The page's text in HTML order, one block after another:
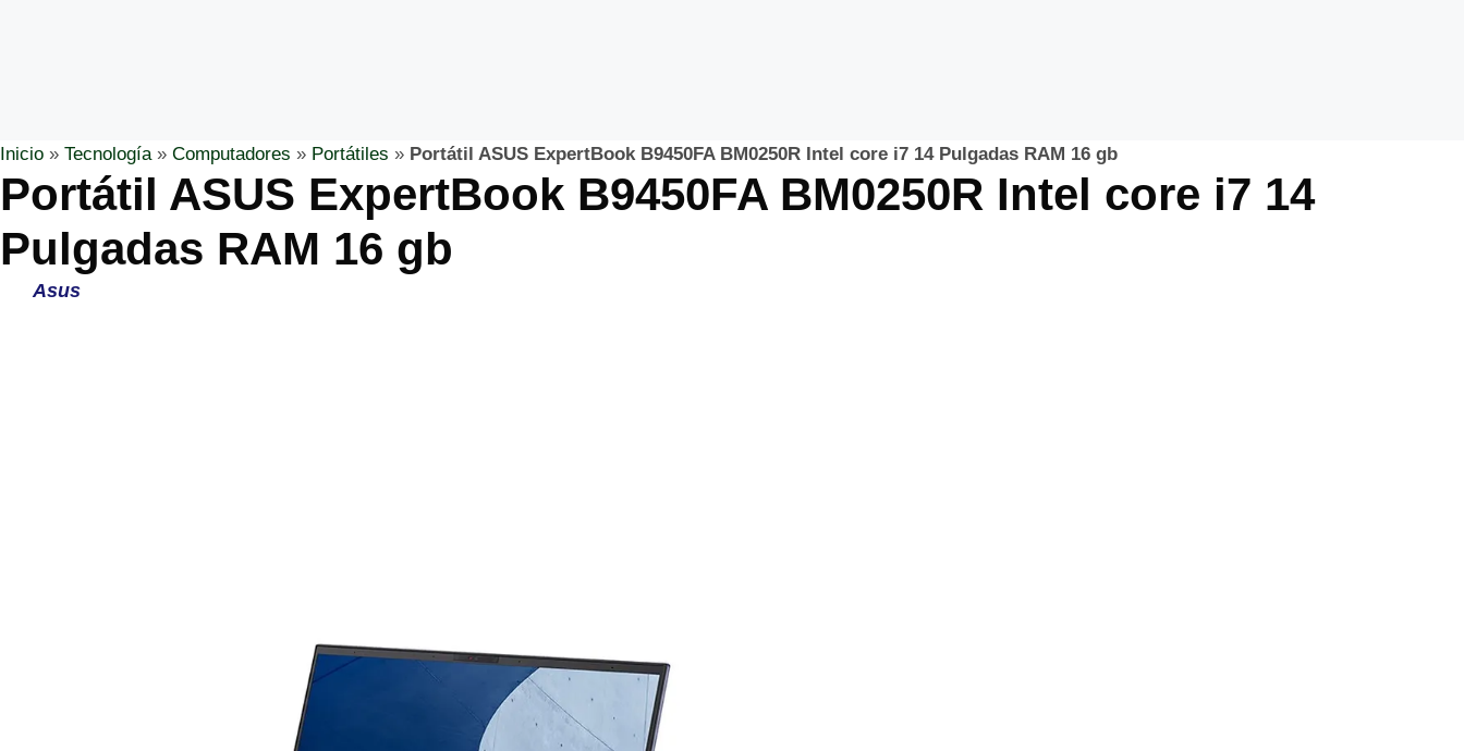
Inicio » Tecnología» Computadores » Portátiles » Portátil ASUS ExpertBook B9450FA BM0250R Intel core i7 14 Pulgadas RAM 16 gb
Portátil ASUS ExpertBook B9450FA BM0250R Intel core i7 14
Pulgadas RAM 16 gb
Asus